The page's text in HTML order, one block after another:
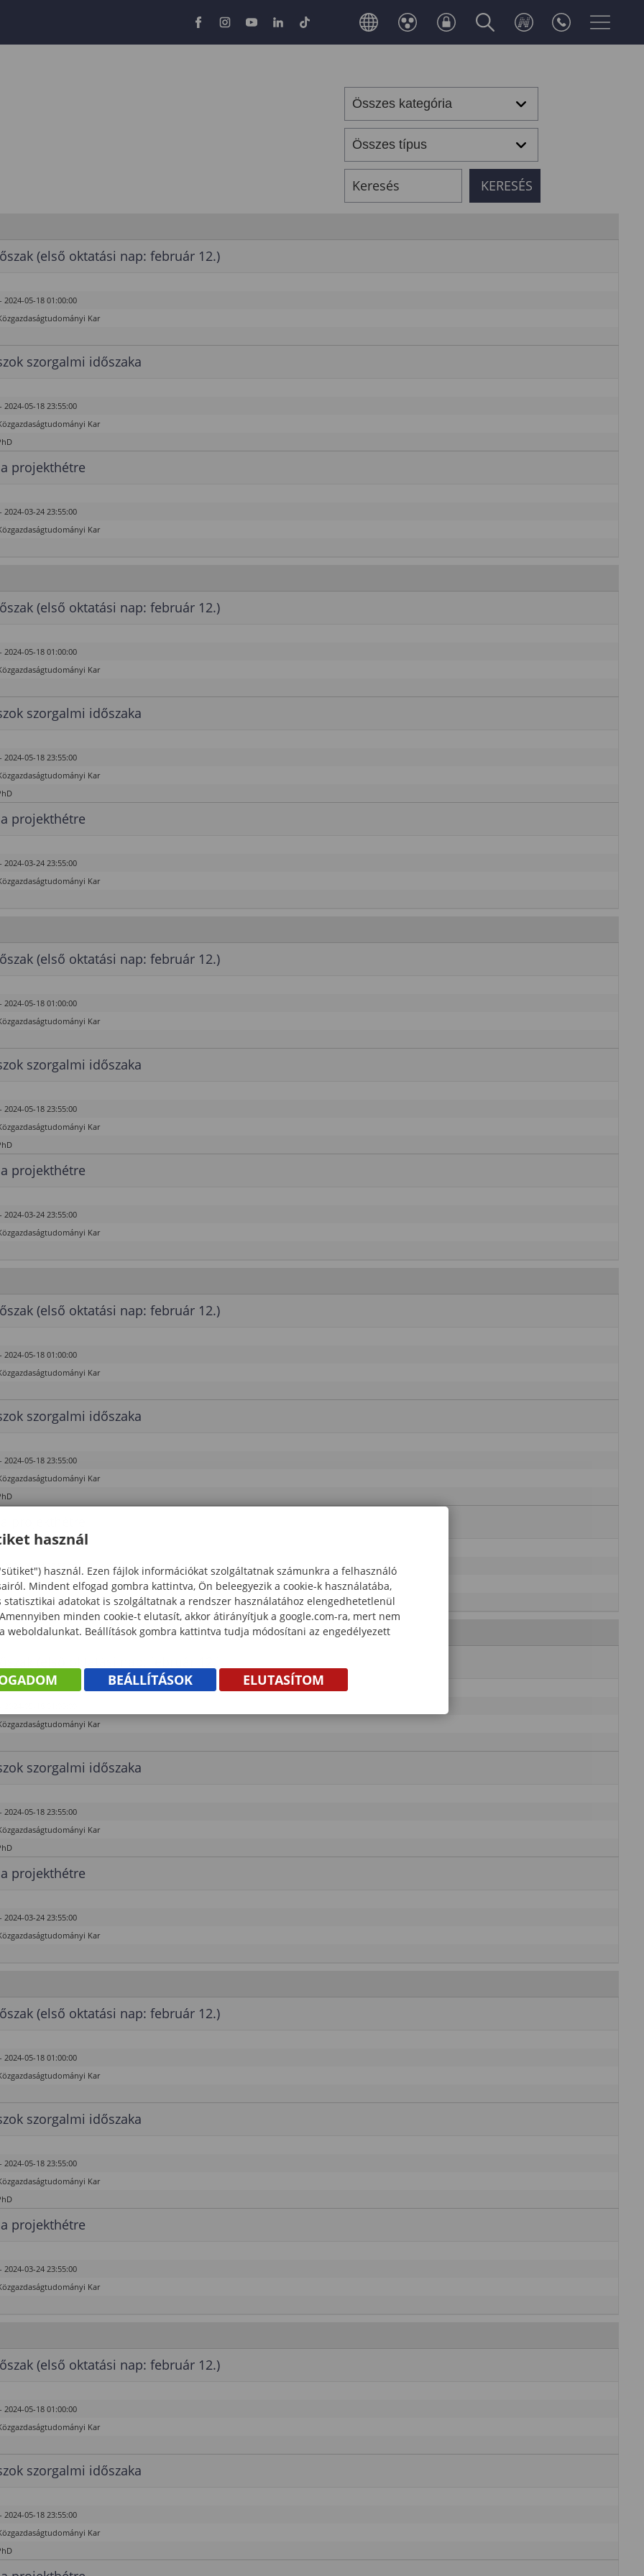
(első oktatási nap: február 12.)
2024-05-18 01:00:00
Kar
szorgalmi időszaka
2024-05-18 23:55:00
Kar
projekthétre
2024-03-24 23:55:00
Kar
(első oktatási nap: február 12.)
2024-05-18 01:00:00
Kar
szorgalmi időszaka
2024-05-18 23:55:00
Kar
projekthétre
2024-03-24 23:55:00
Kar
(első oktatási nap: február 12.)
2024-05-18 01:00:00
Kar
szorgalmi időszaka
2024-05-18 23:55:00
Kar
projekthétre
2024-03-24 23:55:00
Kar
(első oktatási nap: február 12.)
2024-05-18 01:00:00
Kar
szorgalmi időszaka
2024-05-18 23:55:00
Kar
2024-03-24 23:55:00
Kar
Kar
szorgalmi időszaka
2024-05-18 23:55:00
Kar
projekthétre
2024-03-24 23:55:00
Kar
(első oktatási nap: február 12.)
2024-05-18 01:00:00
Kar
szorgalmi időszaka
2024-05-18 23:55:00
Kar
projekthétre
2024-03-24 23:55:00
Kar
(első oktatási nap: február 12.)
2024-05-18 01:00:00
Kar
szorgalmi időszaka
2024-05-18 23:55:00
Kar
használ
használ. Ezen fájlok információkat szolgáltatnak számunkra a felhasználó
Mindent elfogad gombra kattintva, Ön beleegyezik a cookie-k használatába,
statisztikai adatokat is szolgáltatnak a rendszer használatához elengedhetetlenül
minden cookie-t elutasít, akkor átirányítjuk a google.com-ra, mert nem
weboldalunkat. Beállítások gombra kattintva tudja módosítani az engedélyezett
BEÁLLÍTÁSOK ELUTASÍTOM